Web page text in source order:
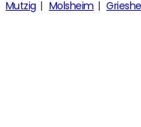
Mutzig Molsheim